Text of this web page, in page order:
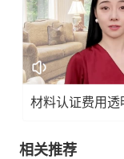
材料认证费用透
相关推荐